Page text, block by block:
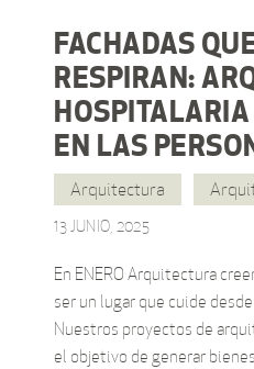
FACHADAS
RESPIRAN:
EN LAS
Arquitectura
13 JUNIO, 2025
En ENERO Arquitectura
ser un lugar que cuide
Nuestros proyectos de
el objetivo de generar